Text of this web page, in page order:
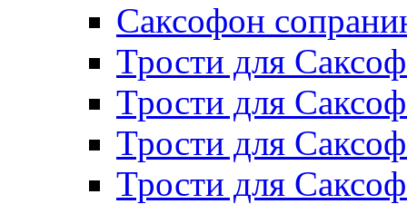
Саксофон
Трости для
Трости для
Трости для
Трости для